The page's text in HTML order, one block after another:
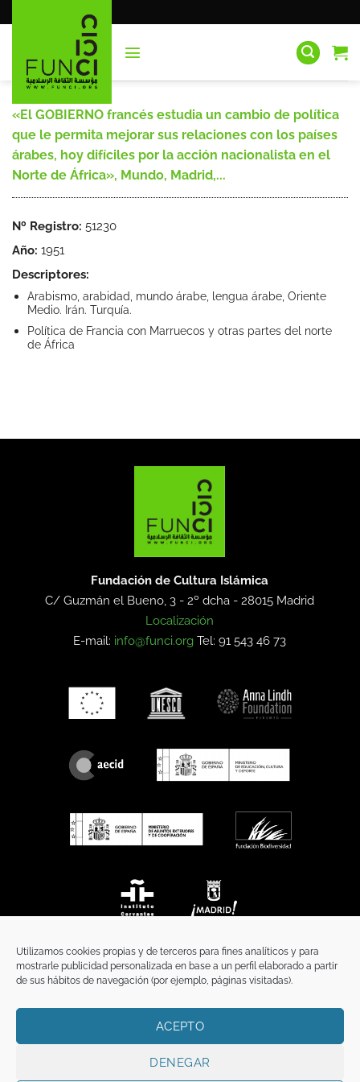
Utilizamos cookies propias y de terceros para fines analíticos y para
mostrarle publicidad personalizada en base a un perfil elaborado a partir
de sus hábitos de navegación (por ejemplo, páginas visitadas).
ACEPTO
DENEGAR
al
«El GOBIERNO francés estudia un cambio de política
que le permita mejorar sus relaciones con los países
árabes, hoy difíciles por la acción nacionalista en el
Norte de África», Mundo, Madrid,...
Nº Registro: 51230
Año: 1951
Descriptores:
Arabismo, arabidad, mundo árabe, lengua árabe, Oriente
Medio. Irán. Turquía.
Política de Francia con Marruecos y otras partes del norte
de África
Fundación de Cultura Islámica
C/ Guzmán el Bueno, 3 - 2º dcha -28015 Madrid
Localización
E-mail: info@funci.org Tel: 91 543 46 73
TÉRMINOS Y CONDICIONES